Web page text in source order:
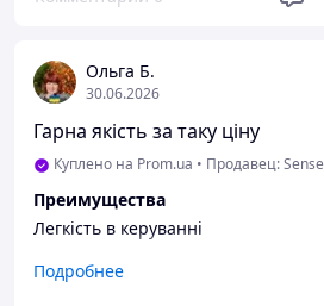
Ольга Б.
30.06.2026
Гарна якість за таку ціну
Куплено на Prom.ua • Продавец: Sense
Преимущества
Легкість в керуванні
Недостатки
Подробнее